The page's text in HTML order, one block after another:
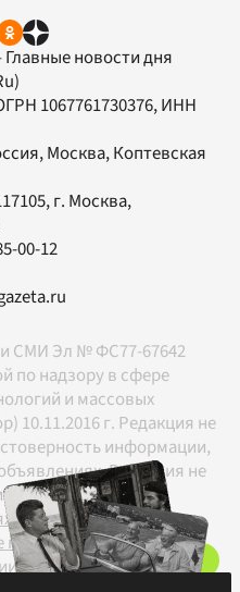
Главные новости дня
1067761730376, ИНН
Москва, Коптевская
, г. Москва,
00-12
СМИ Эл № ФС77-67642
по надзору в сфере
и массовых
10.11.2016 г. Редакция не
информации,
Редакция не
применяются
в соответствии с